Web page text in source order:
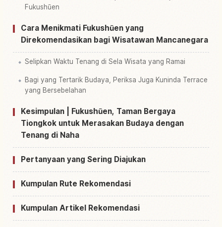
Fukushūen
Cara Menikmati Fukushūen yang
Direkomendasikan bagi Wisatawan Mancanegara
Selipkan Waktu Tenang di Sela Wisata yang Ramai
Bagi yang Tertarik Budaya, Periksa Juga Kuninda Terrace
yang Bersebelahan
Kesimpulan | Fukushūen, Taman Bergaya
Tiongkok untuk Merasakan Budaya dengan
Tenang di Naha
Pertanyaan yang Sering Diajukan
Kumpulan Rute Rekomendasi
Kumpulan Artikel Rekomendasi